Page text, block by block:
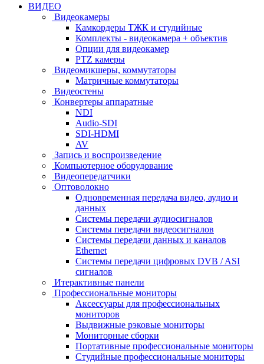
ВИДЕО
Видеокамеры
Камкордеры ТЖК и студийные
Комплекты - видеокамера + объектив
Опции для видеокамер
PTZ камеры
Видеомикшеры, коммутаторы
Матричные коммутаторы
Видеостены
Конвертеры аппаратные
NDI
Audio-SDI
SDI-HDMI
AV
Запись и воспроизведение
Компьютерное оборудование
Видеопередатчики
Оптоволокно
Одновременная передача видео, аудио и
данных
Системы передачи аудиосигналов
Системы передачи видеосигналов
Системы передачи данных и каналов
Ethernet
Системы передачи цифровых DVB / ASI
сигналов
Итерактивные панели
Профессиональные мониторы
Аксессуары для профессиональных
мониторов
Выдвижные рэковые мониторы
Мониторные сборки
Портативные профессиональные мониторы
Студийные профессиональные мониторы